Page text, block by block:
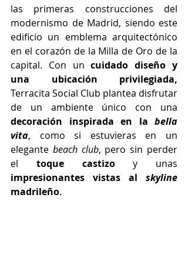
las primeras construcciones del
modernismo de Madrid, siendo este
edificio un emblema arquitectónico
en el corazón de la Milla de Oro de la
capital. Con un cuidado diseño y
Terracita Social Club plantea disfrutar
decoración inspirada en la bella
vita, como si estuvieras en un
elegante beach club, pero sin perder
el toque castizo
impresionantes vistas al skyline
madrileño.